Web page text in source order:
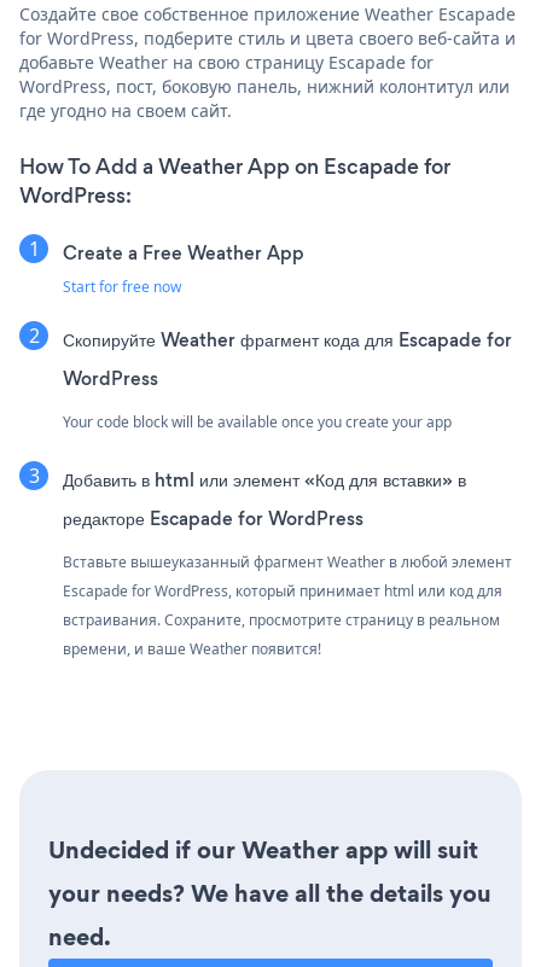
Создайте свое собственное приложение Weather Escapade
for WordPress, подберите стиль и цвета своего веб-сайта и
добавьте Weather на свою страницу Escapade for
WordPress, пост, боковую панель, нижний колонтитул или
где угодно на своем сайт.
How To Add a Weather App on Escapade for
WordPress:
Create a Free Weather App
Start for free now
Скопируйте Weather фрагмент кода для Escapade for
WordPress
Your code block will be available once you create your app
Добавить в html или элемент «Код для вставки» в
редакторе Escapade for WordPress
Вставьте вышеуказанный фрагмент Weather в любой элемент
Escapade for WordPress, который принимает html или код для
встраивания. Сохраните, просмотрите страницу в реальном
времени, и ваше Weather появится!
Undecided if our Weather app will suit
your needs? We have all the details you
need.